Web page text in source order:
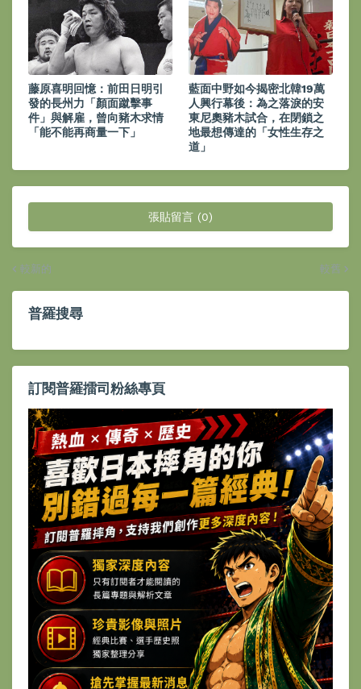
藤原喜明回憶：前田日明引
發的長州力「顏面蹴擊事
件」與解雇，曾向豬木求情
「能不能再商量一下」
藍面中野如今揭密北韓19萬
人興行幕後：為之落淚的安
東尼奧豬木試合，在閉鎖之
地最想傳達的「女性生存之
道」
張貼留言 (0)
較新的 較舊
普羅搜尋
訂閱普羅擂司粉絲專頁